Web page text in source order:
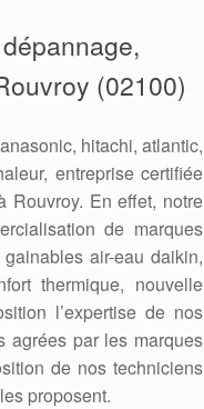
(02100)
hitachi, atlantic,
entreprise certifiée
Rouvroy. En effet, notre
de marques
air-eau daikin,
thermique, nouvelle
l’expertise de nos
agrées par les marques
de nos techniciens
proposent.